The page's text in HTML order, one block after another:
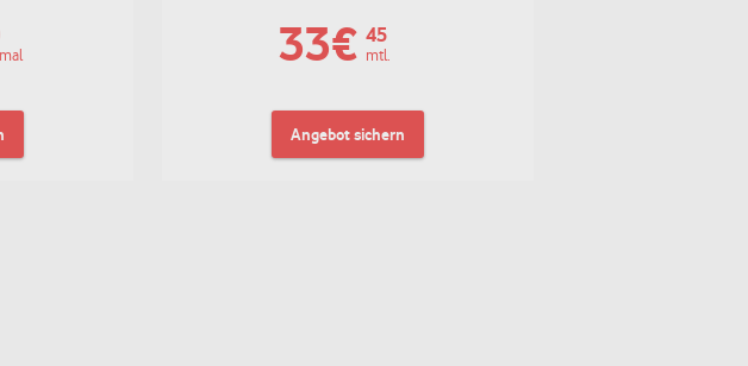
33€ 45
mtl.
Angebot sichern